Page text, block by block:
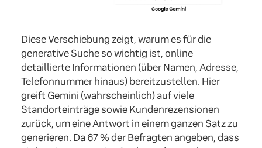
Diese Verschiebung zeigt, warum es für die
generative Suche so wichtig ist, online
detaillierte Informationen (über Namen, Adresse,
Telefonnummer hinaus) bereitzustellen. Hier
greift Gemini (wahrscheinlich) auf viele
Standorteinträge sowie Kundenrezensionen
zurück, um eine Antwort in einem ganzen Satz zu
generieren. Da 67 % der Befragten angeben, dass